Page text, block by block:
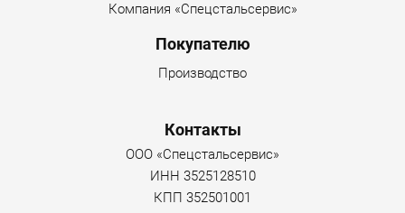
Компания «Спецстальсервис»
Покупателю
Производство
Контакты
ООО «Спецстальсервис»
ИНН 3525128510
КПП 352501001